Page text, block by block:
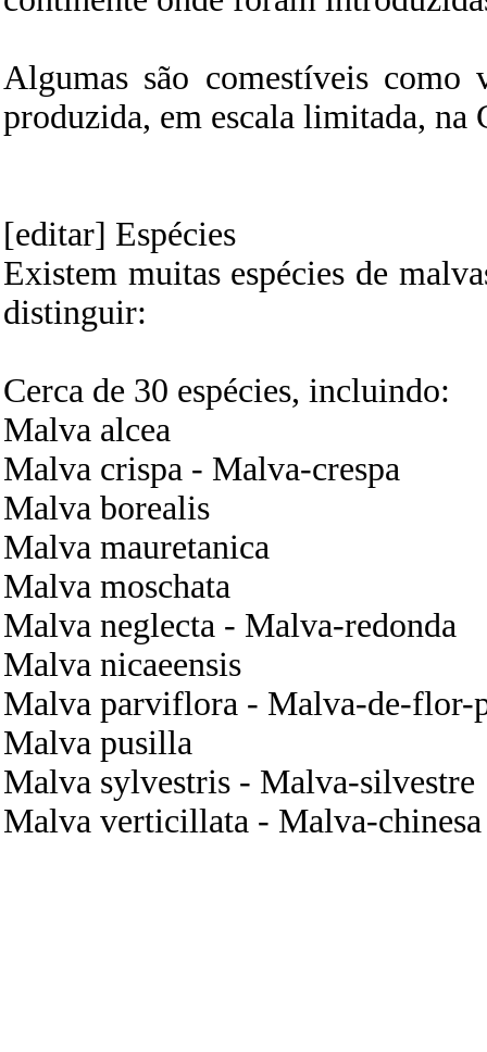
Algumas são comestíveis
produzida, em escala limitada, na
[editar] Espécies
Existem muitas espécies de
distinguir:
Cerca de 30 espécies, incluindo:
Malva alcea
Malva crispa - Malva-crespa
Malva borealis
Malva mauretanica
Malva moschata
Malva neglecta - Malva-redonda
Malva nicaeensis
Malva parviflora - Malva-de-flor-
Malva pusilla
Malva sylvestris - Malva-silvestre
Malva verticillata - Malva-chinesa